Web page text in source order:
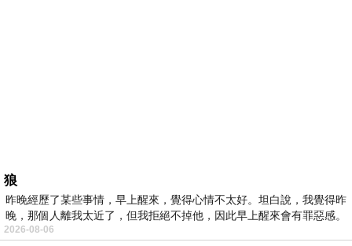
狼
昨晚經歷了某些事情，早上醒來，覺得心情不太好。坦白說，我覺得昨
晚，那個人離我太近了，但我拒絕不掉他，因此早上醒來會有罪惡感。
2026-08-06